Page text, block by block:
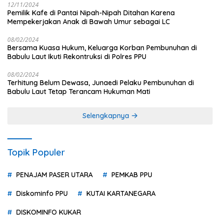
12/11/2024
Pemilik Kafe di Pantai Nipah-Nipah Ditahan Karena
Mempekerjakan Anak di Bawah Umur sebagai LC
08/02/2024
Bersama Kuasa Hukum, Keluarga Korban Pembunuhan di
Babulu Laut Ikuti Rekontruksi di Polres PPU
08/02/2024
Terhitung Belum Dewasa, Junaedi Pelaku Pembunuhan di
Babulu Laut Tetap Terancam Hukuman Mati
Selengkapnya
Topik Populer
PENAJAM PASER UTARA PEMKAB PPU
Diskominfo PPU KUTAI KARTANEGARA
DISKOMINFO KUKAR